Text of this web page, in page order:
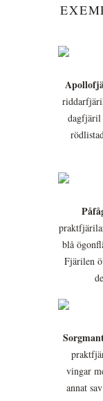
dagfjäril
blå
Fjärilen
vingar
annat